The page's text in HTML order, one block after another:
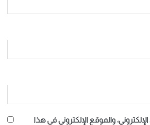
والموقع الإلكتروني في هذا